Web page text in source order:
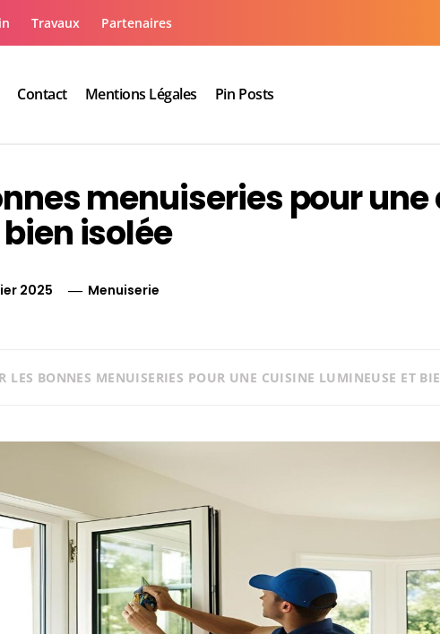
Travaux Partenaires
Contact Mentions Légales Pin Posts
menuiseries pour
isolée
2025 Menuiserie
LES BONNES MENUISERIES POUR UNE CUISINE LUMINEUSE ET